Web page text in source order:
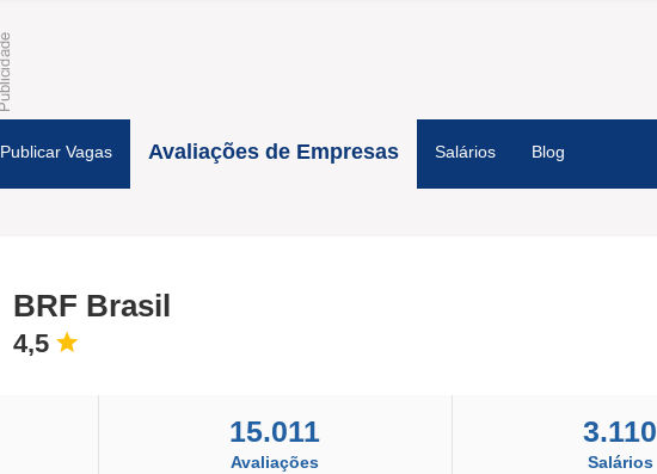
Publicar Vagas Avaliações de Empresas Salários Blog
BRF Brasil
4,5
15.011
Avaliações
3.110
Salários